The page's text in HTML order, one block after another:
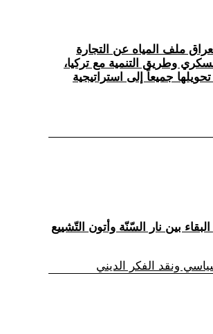
ملف المياه عن التجارة
وطريق التنمية مع تركيا،
جميعاً إلى استراتيجية
ونقد الفكر الديني